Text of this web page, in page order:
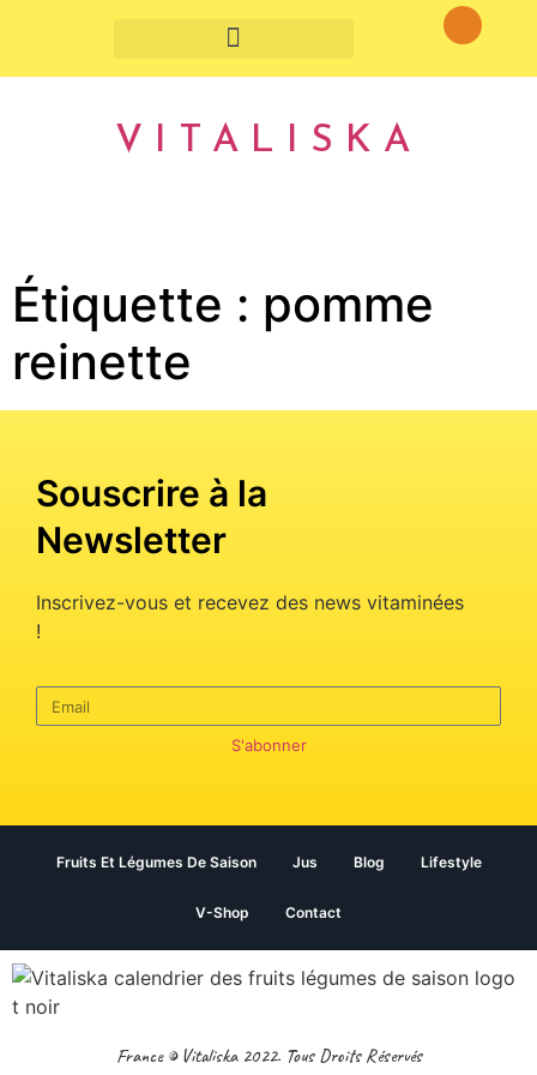
VITALISKA
Étiquette : pomme
reinette
Souscrire à la
Newsletter
Inscrivez-vous et recevez des news vitaminées
!
S'abonner
Fruits Et Légumes De Saison Jus Blog Lifestyle
V-Shop Contact
France © Vitaliska 2022. Tous Droits Réservés